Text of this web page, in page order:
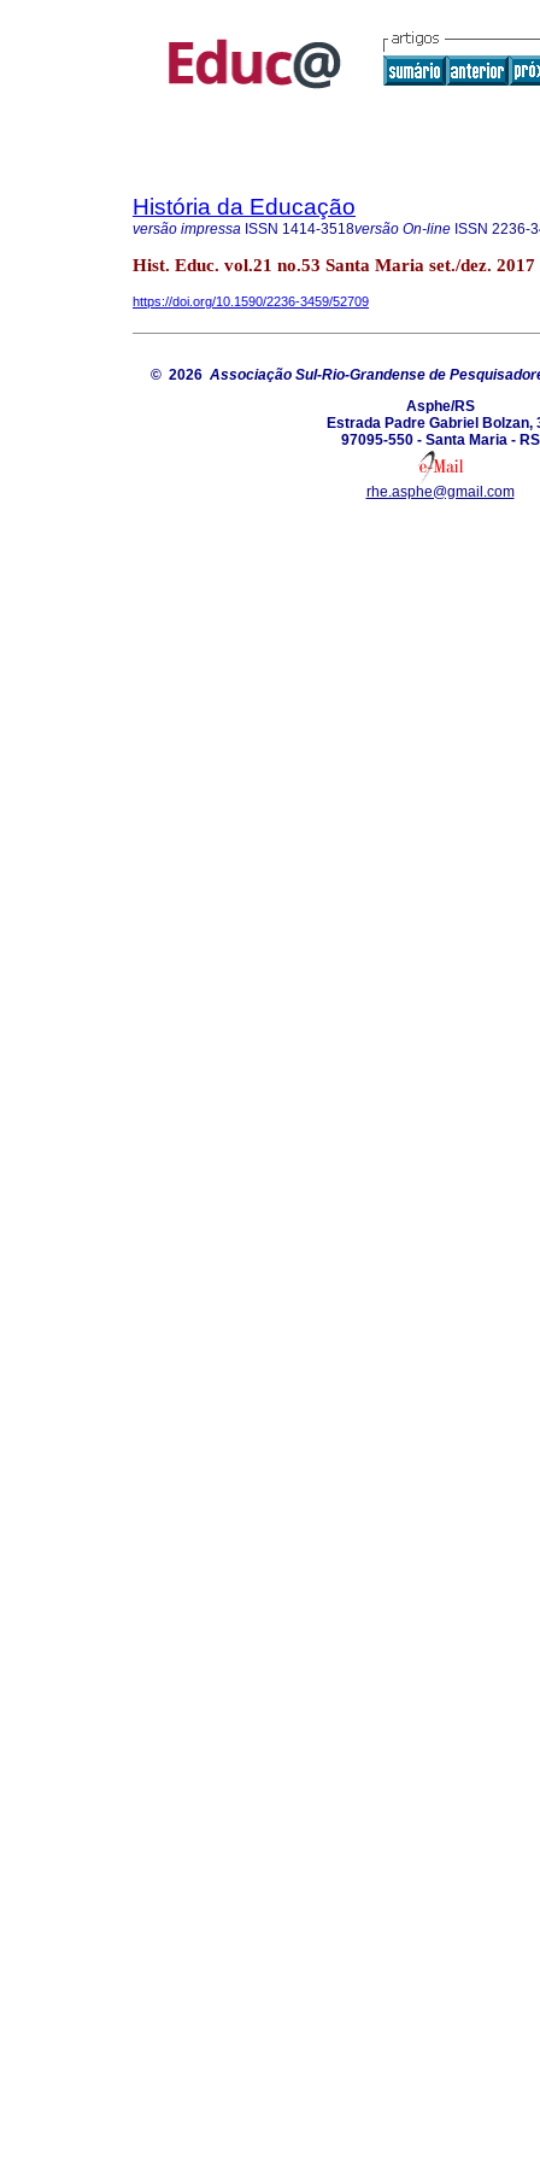
História da Educação
versão impressa ISSN 1414-3518versão On-line ISSN 2236-
Hist. Educ. vol.21 no.53 Santa Maria set./dez. 2017
https://doi.org/10.1590/2236-3459/52709
© 2026 Associação Sul-Rio-Grandense de
Asphe/RS
Estrada Padre Gabriel Bolzan,
97095-550 - Santa Maria - RS
rhe.asphe@gmail.com